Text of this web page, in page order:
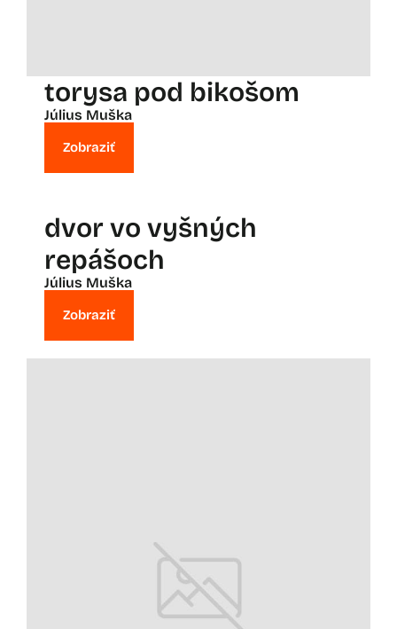
torysa pod bikošom
Július Muška
Zobraziť
dvor vo vyšných
repášoch
Július Muška
Zobraziť